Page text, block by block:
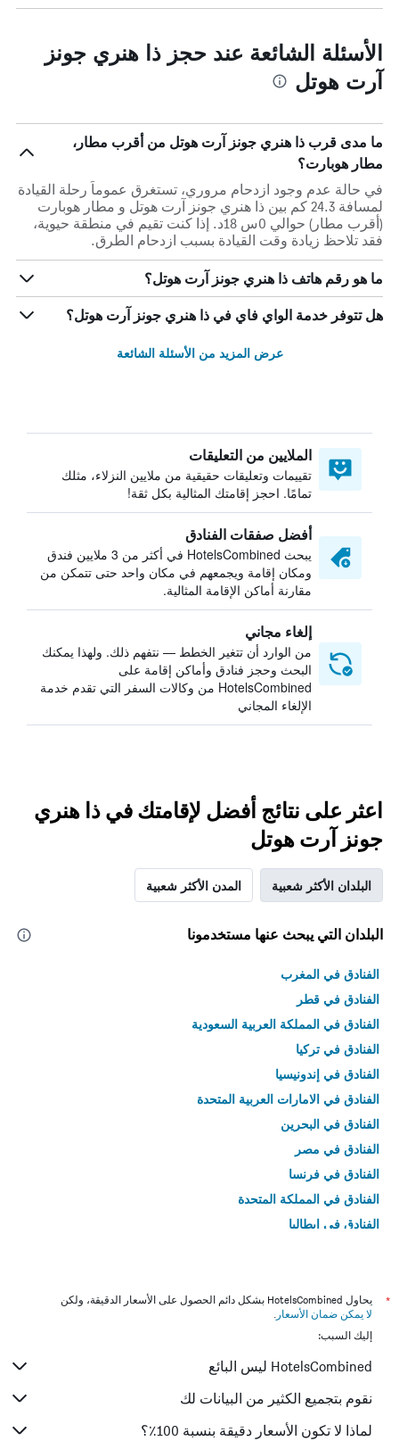
الأسئلة الشائعة عند حجز ذا هنري جونز
آرت هوتل
ما مدى قرب ذا هنري جونز آرت هوتل من أقرب مطار،
مطار هوبارت؟
في حالة عدم وجود ازدحام مروري، تستغرق عموماً رحلة القيادة
لمسافة 24.3 كم بين ذا هنري جونز آرت هوتل و مطار هوبارت
(أقرب مطار) حوالي 0س 18د. إذا كنت تقيم في منطقة حيوية،
فقد تلاحظ زيادة وقت القيادة بسبب ازدحام الطرق.
ما هو رقم هاتف ذا هنري جونز آرت هوتل؟
هل تتوفر خدمة الواي فاي في ذا هنري جونز آرت هوتل؟
عرض المزيد من الأسئلة الشائعة
الملايين من التعليقات
تقييمات وتعليقات حقيقية من ملايين النزلاء، مثلك
تمامًا. احجز إقامتك المثالية بكل ثقة!
أفضل صفقات الفنادق
يبحث HotelsCombined في أكثر من 3 ملايين فندق
ومكان إقامة ويجمعهم في مكان واحد حتى تتمكن من
مقارنة أماكن الإقامة المثالية.
إلغاء مجاني
من الوارد أن تتغير الخطط — نتفهم ذلك. ولهذا يمكنك
البحث وحجز فنادق وأماكن إقامة على
HotelsCombined من وكالات السفر التي تقدم خدمة
الإلغاء المجاني
اعثر على نتائج أفضل لإقامتك في ذا هنري
جونز آرت هوتل
البلدان الأكثر شعبية المدن الأكثر شعبية
البلدان التي يبحث عنها مستخدمونا
الفنادق في المغرب
الفنادق في قطر
الفنادق في المملكة العربية السعودية
الفنادق في تركيا
الفنادق في إندونيسيا
الفنادق في الامارات العربية المتحدة
الفنادق في البحرين
الفنادق في مصر
الفنادق في فرنسا
الفنادق في المملكة المتحدة
الفنادق في إيطاليا
*
يحاول HotelsCombined بشكل دائم الحصول على الأسعار الدقيقة، ولكن
لا يمكن ضمان الأسعار .
إليك السبب:
HotelsCombined ليس البائع
نقوم بتجميع الكثير من البيانات لك
لماذا لا تكون الأسعار دقيقة بنسبة 100٪؟